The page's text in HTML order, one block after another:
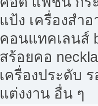
แป้ง เครื่องสำ
คอนแทคเลนส์
สร้อยคอ
เครื่องประดับ ร
แต่งงาน อื่น ๆ